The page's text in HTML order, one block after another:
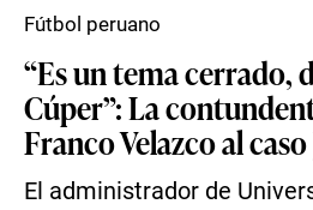
“Es un tema cerrado,
Cúper”: La
Franco Velazco al
El administrador de
Fútbol peruano